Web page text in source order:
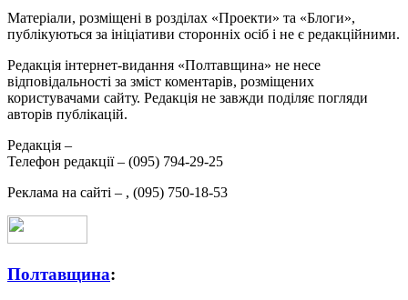
Матеріали, розміщені в розділах «Проекти» та «Блоги»,
публікуються за ініціативи сторонніх осіб і не є редакційними.
Редакція інтернет-видання «Полтавщина» не несе
відповідальності за зміст коментарів, розміщених
користувачами сайту. Редакція не завжди поділяє погляди
авторів публікацій.
Редакція –
Телефон редакції – (095) 794-29-25
Реклама на сайті – , (095) 750-18-53
Полтавщина: